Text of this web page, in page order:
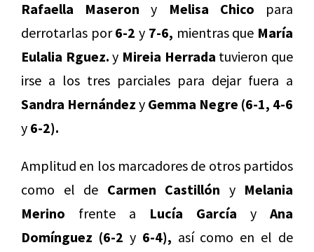
Rafaella Maseron y Melisa Chico para
derrotarlas por6-2 y 7-6, mientras que María
Eulalia Rguez. y Mireia Herrada tuvieron que
irse a los tres parciales para dejar fuera a
Sandra Hernández y Gemma Negre (6-1, 4-6
y 6-2).
Amplitud en los marcadores de otros partidos
como el de Carmen Castillón y Melania
Merino frente a Lucía García y Ana
Domínguez (6-2 y 6-4), así como en el de